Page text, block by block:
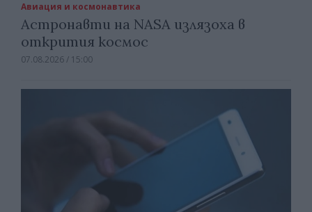
Авиация и космонавтика
Астронавти на NASA излязоха в
открития космос
07.08.2026 / 15:00